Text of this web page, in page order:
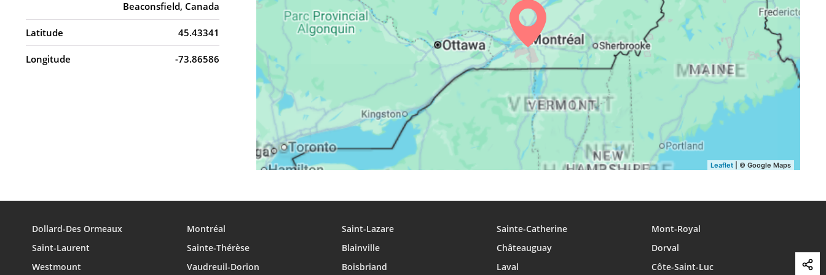
24, Lu
04:58 06:07 12:58 19:47
20:57
25, Ma
04:59 06:09 12:58 16:45 19:46
20:55
26, Me
06:10 12:57 16:44
20:53
27, Je
05:02 06:11 12:57 16:43 19:42
20:51
28, Ve
05:04 12:57 16:42 19:40
20:48
29, Sa
05:05 06:13 12:56 19:39
30, Di
12:56 16:40 19:37
20:44
Beaconsfield, Canada
Latitude 45.43341
Longitude -73.86586
Leaflet | © Google Maps
Dollard-Des Ormeaux Montréal Saint-Lazare Sainte-Catherine
Mont-Royal
Saint-Laurent
Sainte-Thérèse Blainville Châteauguay
Dorval
Westmount
Vaudreuil-Dorion Boisbriand Laval Côte-Saint-Luc